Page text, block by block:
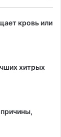
кровь или
хитрых